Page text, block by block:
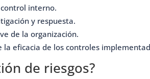
interno.
y respuesta.
de la organización.
eficacia de los controles
de riesgos?